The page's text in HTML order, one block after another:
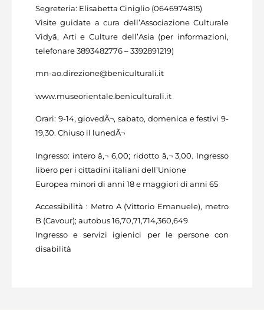
Segreteria: Elisabetta Ciniglio (0646974815)
Visite guidate a cura dell’Associazione Culturale
Vidyā, Arti e Culture dell’Asia (per informazioni,
telefonare 3893482776 – 3392891219)
mn-ao.direzione@beniculturali.it
www.museorientale.beniculturali.it
Orari: 9-14, giovedÃ¬, sabato, domenica e festivi 9-
19,30. Chiuso il lunedÃ¬
Ingresso: intero â‚¬ 6,00; ridotto â‚¬ 3,00. Ingresso
libero per i cittadini italiani dell’Unione
Europea minori di anni 18 e maggiori di anni 65
Accessibilità : Metro A (Vittorio Emanuele), metro
B (Cavour); autobus 16,70,71,714,360,649
Ingresso e servizi igienici per le persone con
disabilità